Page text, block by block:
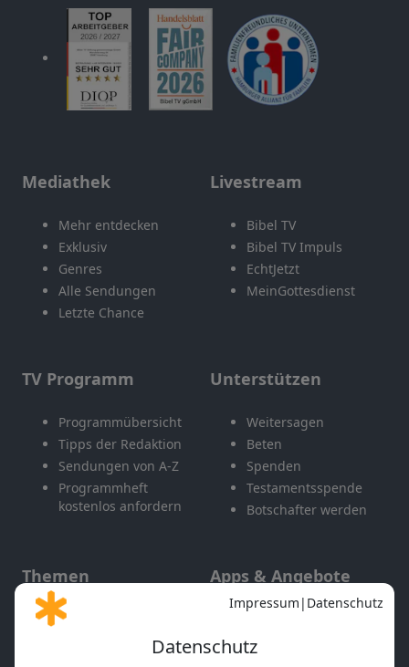
Mediathek
Mehr entdecken
Exklusiv
Genres
Alle Sendungen
Letzte Chance
Livestream
Bibel TV
Bibel TV Impuls
EchtJetzt
MeinGottesdienst
TV Programm
Programmübersicht
Tipps der Redaktion
Sendungen von A-Z
Programmheft
kostenlos anfordern
Unterstützen
Weitersagen
Beten
Spenden
Testamentsspende
Botschafter werden
Themen
Gott und Bibel erklärt
Apps & Angebote
Mobile App